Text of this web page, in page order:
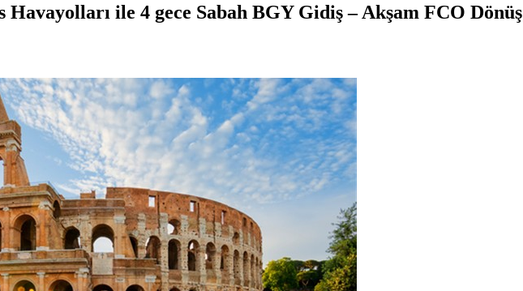
ile 4 gece Sabah BGY Gidiş – Akşam FCO Dönüş